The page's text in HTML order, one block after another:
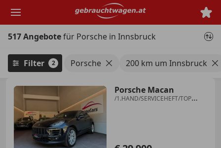
Hauptinhalt
517 Angebotefür Porsche in Innsbruck
Filter 2 Porsche 200 km um Innsbruck
Porsche Macan
/1.HAND/SERVICEHEFT/TOP